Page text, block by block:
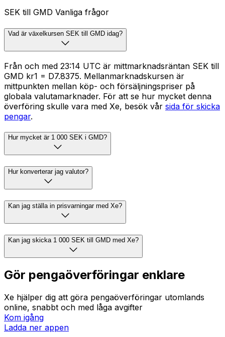
SEK till GMD Vanliga frågor
Vad är växelkursen SEK till GMD idag?
Från och med 23:14 UTC är mittmarknadsräntan SEK till
GMD kr1 = D7.8375. Mellanmarknadskursen är
mittpunkten mellan köp- och försäljningspriser på
globala valutamarknader. För att se hur mycket denna
överföring skulle vara med Xe, besök vår sida för skicka
pengar.
Hur mycket är 1 000 SEK i GMD?
Hur konverterar jag valutor?
Kan jag ställa in prisvarningar med Xe?
Kan jag skicka 1 000 SEK till GMD med Xe?
Gör pengaöverföringar enklare
Xe hjälper dig att göra pengaöverföringar utomlands
online, snabbt och med låga avgifter
Kom igång
Ladda ner appen